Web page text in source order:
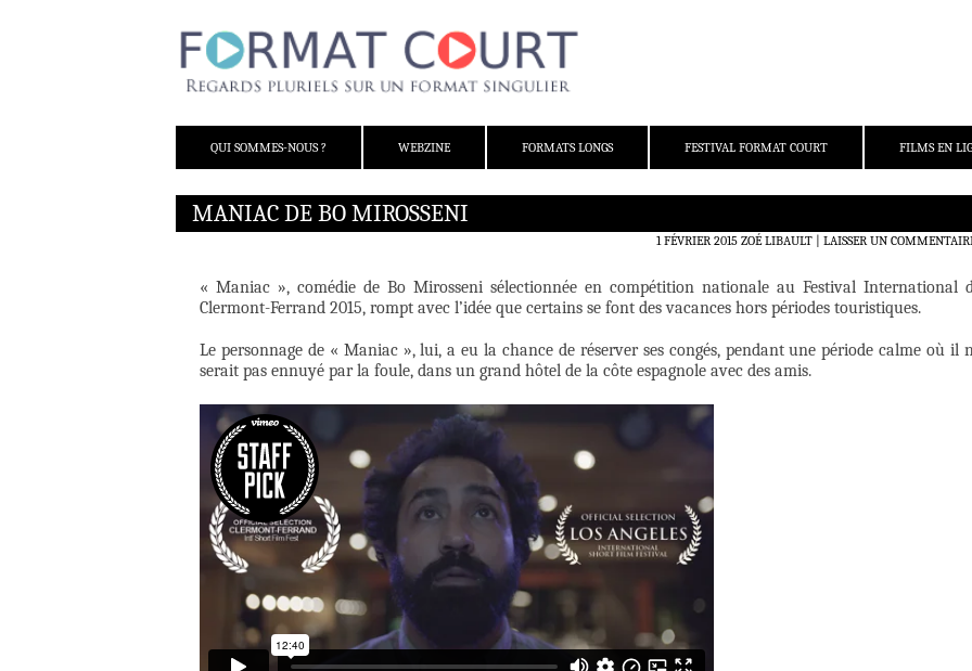
QUI SOMMES-NOUS ?
WEBZINE FORMATS LONGS FESTIVAL FORMAT COURT FILMS EN
MANIAC DE BO MIROSSENI
1 FÉVRIER 2015 ZOÉ LIBAULT LAISSER UN
« Maniac », comédie de Bo Mirosseni sélectionnée en compétition nationale au Festival International
Clermont-Ferrand 2015, rompt avec l’idée que certains se font des vacances hors périodes touristiques.
Le personnage de « Maniac », lui, a eu la chance de réserver ses congés, pendant une période calme où il
serait pas ennuyé par la foule, dans un grand hôtel de la côte espagnole avec des amis.